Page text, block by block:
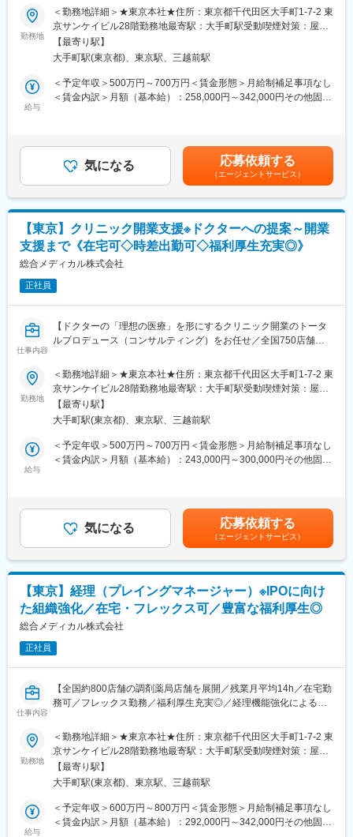
・校正チームのコピーライティングスキル向上を目的としたディ
レクション
■配属組織
クリエイティブ本部は現在22名（Communication Design3名、
変容を起こす、クリエイティブなコミュニケーションを創りだ
す」というミッションのもと、社内制作部門として関連部署と連
・クリエイティブスキルを社会課題にダイレクトに活かせる
・自身の企画を社会実装する前に、小規模パイロット等でテスト
できる機会がある
・コピーライターとして「言葉の持つ力」を発揮できるクリエイ
ティブ業務がたくさんある
変更の範囲：会社の定める業務
【業務概要】
全国約800店舗の調剤薬局店舗を展開する当社にて、グループ連
結決算（日本基準＆IFRS）のための主要子会社の経理業務の標準
化を、シェアードサービスの仕組みを作り実現させる仕事をお任
せします。
【業務内容】
【組織構成】
■経理部合計18名（マネジメント職4、総合職10、OS職４）
ープ会社経理業務の標準化（シェア-ドサービス）
・福岡 12人 マネジメント職2、総合職6、OS職４
主たる業務：総合メディカル株式会社単体決算、売掛・買掛管
理、支払い・資金管理、経理全般のオペレーション
※平均年齢42歳
【ポジション魅力】
一定の裁量を持ちながらこれまでの経験を活かしていただけるポ
ジションです。また、希望や適性によって経営戦略などより会社
経営に近い業務に携わる機会もございます。
【就業環境】
・フレックスタイム制導入
・リモート：月8回までリモート勤務可能
・年休125日／完全週休二日制（土日祝休み）
時間単位での取得可）
・【健康経営優良法人】【プラチナくるみんマーク】【えるぼし
・病院に対する経営コンサルティングを事業の柱としています。
グループ会社を含めた多岐にわたる事業領域のため、顧客に対し
て医療に関わるトータルサポートが可能です。人々の生活に必要
不可欠な医療を支えており、事業の柱が複数あることで社員の雇
用の安定性もあります。
・企業理念を元に社員を大切にする風土があり、社員が長く働け
る環境や制度を整備しています。
変更の範囲：財務・税務戦略立案、社内外での折衝等、総合的判
勤務地
＜勤務地詳細＞★東京本社★住所：東京都千代田区大手町1-7-2 東
京サンケイビル28階勤務地最寄駅：大手町駅受動喫煙対策：屋内
全面禁煙変更の範囲：本社または営業拠点、グループ会社等出向
（テレワークを行う場所を含む）
【最寄り駅】
大手町駅(東京都)、東京駅、三越前駅
給与
＜予定年収＞500万円～700万円＜賃金形態＞月給制補足事項なし
＜賃金内訳＞月額（基本給）：258,000円～342,000円その他固定
度実績4.4ヵ月昇給年1回（4月）※残業手当は1分単位で支給しま
す賃金はあくまでも目安の金額であり、選考を通じて上下する可
能性があります。月給(月額)は固定手当を含めた表記です。
気になる 応募依頼する
（エージェントサービス）
【東京】クリニック開業支援※ドクターへの提案～開業
支援まで《在宅可◇時差出勤可◇福利厚生充実◎》
総合メディカル株式会社
正社員
仕事内容
【ドクターの「理想の医療」を形にするクリニック開業のトータ
ルプロデュース（コンサルティング）をお任せ／全国750店舗以
生充実◎】
【業務概要】
全国12万人以上のドクターが登録する自社プラットフォーム
「DtoDコンシェルジュ」を活用し、クリニックの新規開業や継承
開業を検討されているドクターに対し、構想段階から開業後の経
営支援までを一貫してプロデュースします。
リングし、事業計画の策定やコンセプト設計を行います。
■物件選定・診療圏分析：独自のデータに基づき、最適な開業地や
継承案件（医療モール、戸建て、テナント等）を提案・仲介しま
種保険の提案。
■ハード・ソフトの整備：施設設計・施工のディレクション、医療
機器の選定アドバイス、スタッフの採用・研修。
■開業後の経営フォロー：集患対策や予実管理など、末永い経営パ
ートナーとして伴走します。
【ポジション魅力】
■「開業」というドクターにとって一生に一度の大きな決断を、最
も近い場所で支える責任と喜びがあります。
■自社で抱える膨大なドクターデータ、承継案件情報、調剤薬局ネ
他社には真似できないスピードと精度で提案が可能です。
■建築、金融、医療機器など、社内外のプロフェッショナルを束
ね、一つのクリニックを作り上げる「プロデューサー」としての
スキルが磨かれます。
【組織構成／OJT研修】
■首都圏営業部：営業25名
勤務地
＜勤務地詳細＞★東京本社★住所：東京都千代田区大手町1-7-2 東
京サンケイビル28階勤務地最寄駅：大手町駅受動喫煙対策：屋内
全面禁煙変更の範囲： 本社または営業拠点、グループ会社等出向
（テレワークを行う場所を含む）
【最寄り駅】
大手町駅(東京都)、東京駅、三越前駅
給与
＜予定年収＞500万円～700万円＜賃金形態＞月給制補足事項なし
＜賃金内訳＞月額（基本給）：243,000円～300,000円その他固定
10～20時間分の時間外手当として支給)賞与年2回（7月・12月）
※2024年度実績4.4ヵ月昇給年1回（4月）賃金はあくまでも目安の
金額であり、選考を通じて上下する可能性があります。月給(月額)
は固定手当を含めた表記です。
気になる 応募依頼する
（エージェントサービス）
【東京】経理（プレイングマネージャー）※IPOに向け
た組織強化／在宅・フレックス可／豊富な福利厚生◎
総合メディカル株式会社
正社員
仕事内容
【全国約800店舗の調剤薬局店舗を展開／残業月平均14h／在宅勤
務可／フレックス勤務／福利厚生充実◎／経理機能強化による増
【業務概要】
全国約800店舗調剤薬局店舗を展開する当社にて、経理の機能を
増強中である経理のプレイングマネージャーとして下記業務をお
任せします。
【業務内容】
勤務地
＜勤務地詳細＞★東京本社★住所：東京都千代田区大手町1-7-2 東
京サンケイビル28階勤務地最寄駅：大手町駅受動喫煙対策：屋内
全面禁煙
【最寄り駅】
大手町駅(東京都)、東京駅、三越前駅
給与
＜予定年収＞600万円～800万円＜賃金形態＞月給制補足事項なし
＜賃金内訳＞月額（基本給）：292,000円～342,000円その他固定